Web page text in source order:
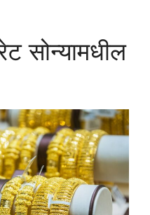
सोन्यामधील